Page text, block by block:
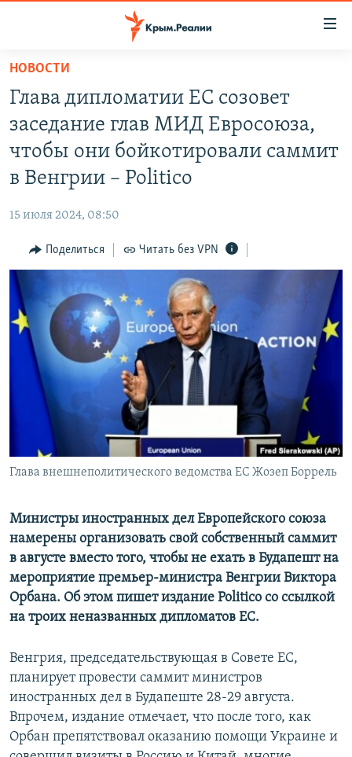
Вернуться
основному
содержанию
Вернутся
главной
Вернутся
поиску
СПЕЦПРОЕКТЫ
ГРУЗ 200
КАРТА ВОЕННЫХ ОБЪЕКТОВ КРЫМА
ВОДА
ИСТОРИЯ
ИНФОГРАФИКА
СОВЕТЫ ПРАВОЗАЩИТНИКОВ
ПРОПАВШИЕ БЕЗ ВЕСТИ
ПОБЕДИТЕЛЕЙ НЕ СУДЯТ?
КРЫМ.НЕПОКОРЕННЫЙ
ELIFBE
УКРАИНСКАЯ ПРОБЛЕМА КРЫМА
РАДІО СВОБОДА
КАК ОБОЙТИ БЛОКИРОВКУ
Українською
Qırımtatar
ПРИСОЕДИНЯЙТЕСЬ!
Все сайты RFE/RL
НОВОСТИ
Глава дипломатии ЕС созовет
заседание глав МИД Евросоюза,
чтобы они бойкотировали саммит
в Венгрии – Politico
15 июля 2024, 08:50
Поделиться Читать без VPN
Глава внешнеполитического ведомства ЕС Жозеп Боррель
Министры иностранных дел Европейского союза
намерены организовать свой собственный саммит
в августе вместо того, чтобы не ехать в Будапешт на
мероприятие премьер-министра Венгрии Виктора
Орбана. Об этом пишет издание Politico со ссылкой
на троих неназванных дипломатов ЕС.
Венгрия, председательствующая в Совете ЕС,
планирует провести саммит министров
иностранных дел в Будапеште 28-29 августа.
Впрочем, издание отмечает, что после того, как
Орбан препятствовал оказанию помощи Украине и